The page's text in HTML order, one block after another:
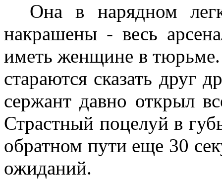
Она в нарядном
накрашены - весь
иметь женщине в тюрьме.
стараются сказать друг
сержант давно открыл
Страстный поцелуй в
обратном пути еще 30
ожиданий.